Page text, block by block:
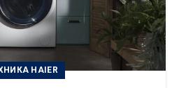
HAIER